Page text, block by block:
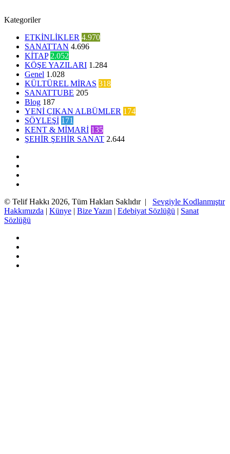
Kategoriler
ETKİNLİKLER 4.970
SANATTAN 4.696
KİTAP 2.052
KÖŞE YAZILARI 1.284
Genel 1.028
KÜLTÜREL MİRAS 318
SANATTUBE 205
Blog 187
YENİ ÇIKAN ALBÜMLER 174
SÖYLEŞİ 171
KENT & MİMARİ 135
ŞEHİR ŞEHİR SANAT 2.644
© Telif Hakkı 2026, Tüm Hakları Saklıdır | Sevgiyle Kodlanmıştır
Hakkımızda | Künye | Bize Yazın | Edebiyat Sözlüğü | Sanat
Sözlüğü